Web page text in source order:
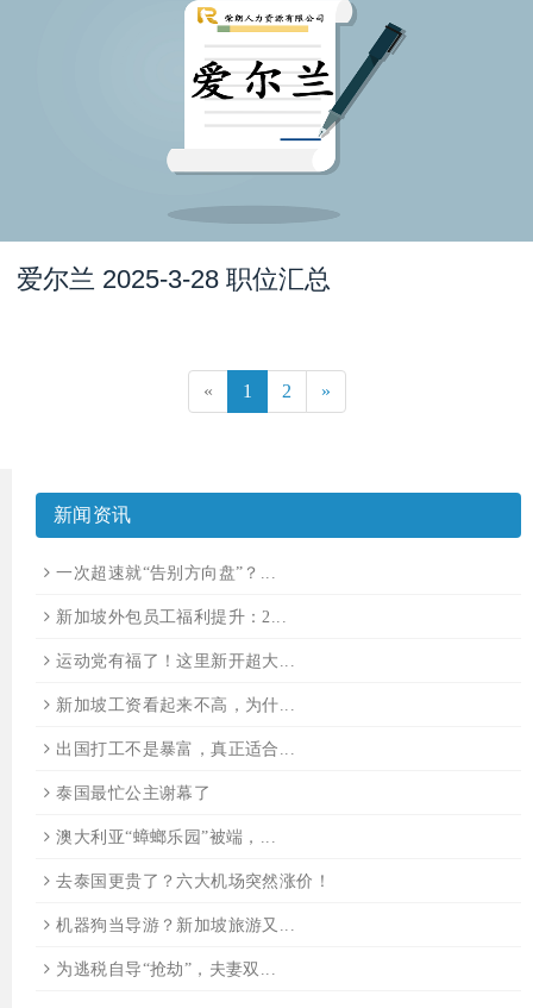
爱尔兰 2025-3-28 职位汇总
« 1 2 »
新闻资讯
一次超速就“告别方向盘”？...
新加坡外包员工福利提升：2...
运动党有福了！这里新开超大...
新加坡工资看起来不高，为什...
出国打工不是暴富，真正适合...
泰国最忙公主谢幕了
澳大利亚“蟑螂乐园”被端，...
去泰国更贵了？六大机场突然涨价！
机器狗当导游？新加坡旅游又...
为逃税自导“抢劫”，夫妻双...